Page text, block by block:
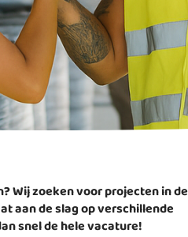
Wij zoeken voor projecten in de
aan de slag op verschillende
snel de hele vacature!